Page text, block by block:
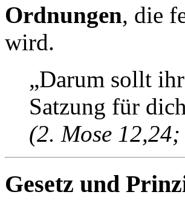
Ordnungen, die
wird.
„Darum sollt
Satzung für
(2. Mose
Gesetz und